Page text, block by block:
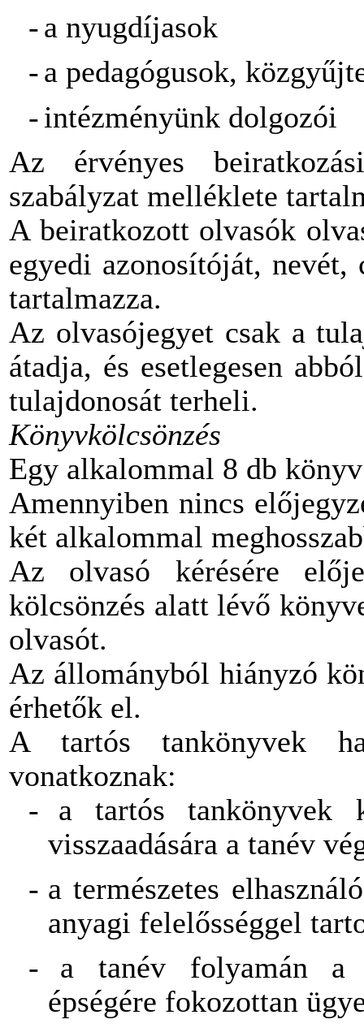
-a nyugdíjasok
-a pedagógusok,
-intézményünk dolgozói
Az érvényes
szabályzat melléklete
A beiratkozott olvasók
egyedi azonosítóját,
tartalmazza.
Az olvasójegyet csak a
átadja, és esetlegesen
tulajdonosát terheli.
Könyvkölcsönzés
Egy alkalommal 8 db
Amennyiben nincs
két alkalommal
Az olvasó kérésére
kölcsönzés alatt lévő
olvasót.
Az állományból hiányzó
érhetők el.
A tartós tankönyvek
vonatkoznak:
-
a tartós tankönyvek
visszaadására a tanév
- a természetes
anyagi felelősséggel
-
a tanév folyamán a
épségére fokozottan